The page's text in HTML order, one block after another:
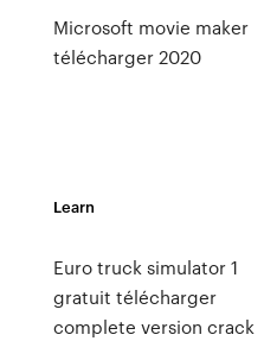
Microsoft movie maker
télécharger 2020
Learn
Euro truck simulator 1
gratuit télécharger
complete version crack